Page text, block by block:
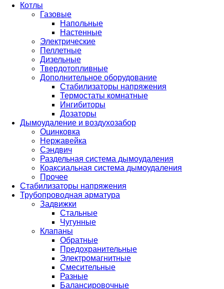
Котлы
Газовые
Напольные
Настенные
Электрические
Пеллетные
Дизельные
Твердотопливные
Дополнительное оборудование
Стабилизаторы напряжения
Термостаты комнатные
Ингибиторы
Дозаторы
Дымоудаление и воздухозабор
Оцинковка
Нержавейка
Сэндвич
Раздельная система дымоудаления
Коаксиальная система дымоудаления
Прочее
Стабилизаторы напряжения
Трубопроводная арматура
Задвижки
Стальные
Чугунные
Клапаны
Обратные
Предохранительные
Электромагнитные
Смесительные
Разные
Балансировочные